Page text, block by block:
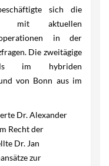
sich die
mit aktuellen
in der
Die zweitägige
im hybriden
von Bonn aus im
Dr. Alexander
Recht der
Dr. Jan
zur